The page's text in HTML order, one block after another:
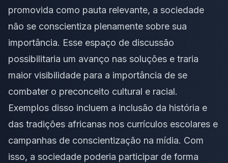
promovida como pauta relevante, a sociedade
não se conscientiza plenamente sobre sua
importância. Esse espaço de discussão
possibilitaria um avanço nas soluções e traria
maior visibilidade para a importância de se
combater o preconceito cultural e racial.
Exemplos disso incluem a inclusão da história e
das tradições africanas nos currículos escolares e
campanhas de conscientização na mídia. Com
isso, a sociedade poderia participar de forma